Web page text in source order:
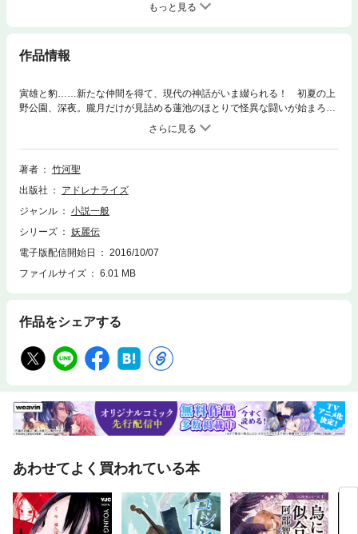
もっと見る
作品情報
寅雄と豹……新たな仲間を得て、現代の神話がいま綴られる！ 初夏の上
野公園、深夜。朧月だけが見詰める蓮池のほとりで怪異な闘いが始まろう
としていた。池から姿を現わしたのは、全身に鱗を帯びた巨大な蛭、人頭
蛇体のもの…異形なる妖奇獣たち。相対するは、大地の精霊を操る美貌の
青年、前史の時代から人知れず行なわれてきた侵略者と守り神との壮烈な
魔戦が今また火蓋を切った。美とエロスが織り成す怪奇アクション「妖麗
大学文学部卒。ホラー、伝奇小説、ファンタジーを中心に続々と作品を発
表。劇場版アニメ化もされた「風の大陸」シリーズや「巡検使カルナー」
著者
竹河聖
出版社
アドレナライズ
ジャンル
小説一般
シリーズ
妖麗伝
電子版配信開始日
2016/10/07
ファイルサイズ
6.01 MB
作品をシェアする
あわせてよく買われている本